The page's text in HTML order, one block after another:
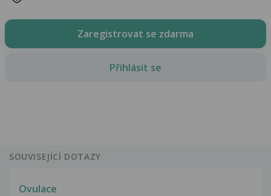
Zaregistrovat se zdarma
Přihlásit se
SOUVISEJÍCÍ DOTAZY
Ovulace